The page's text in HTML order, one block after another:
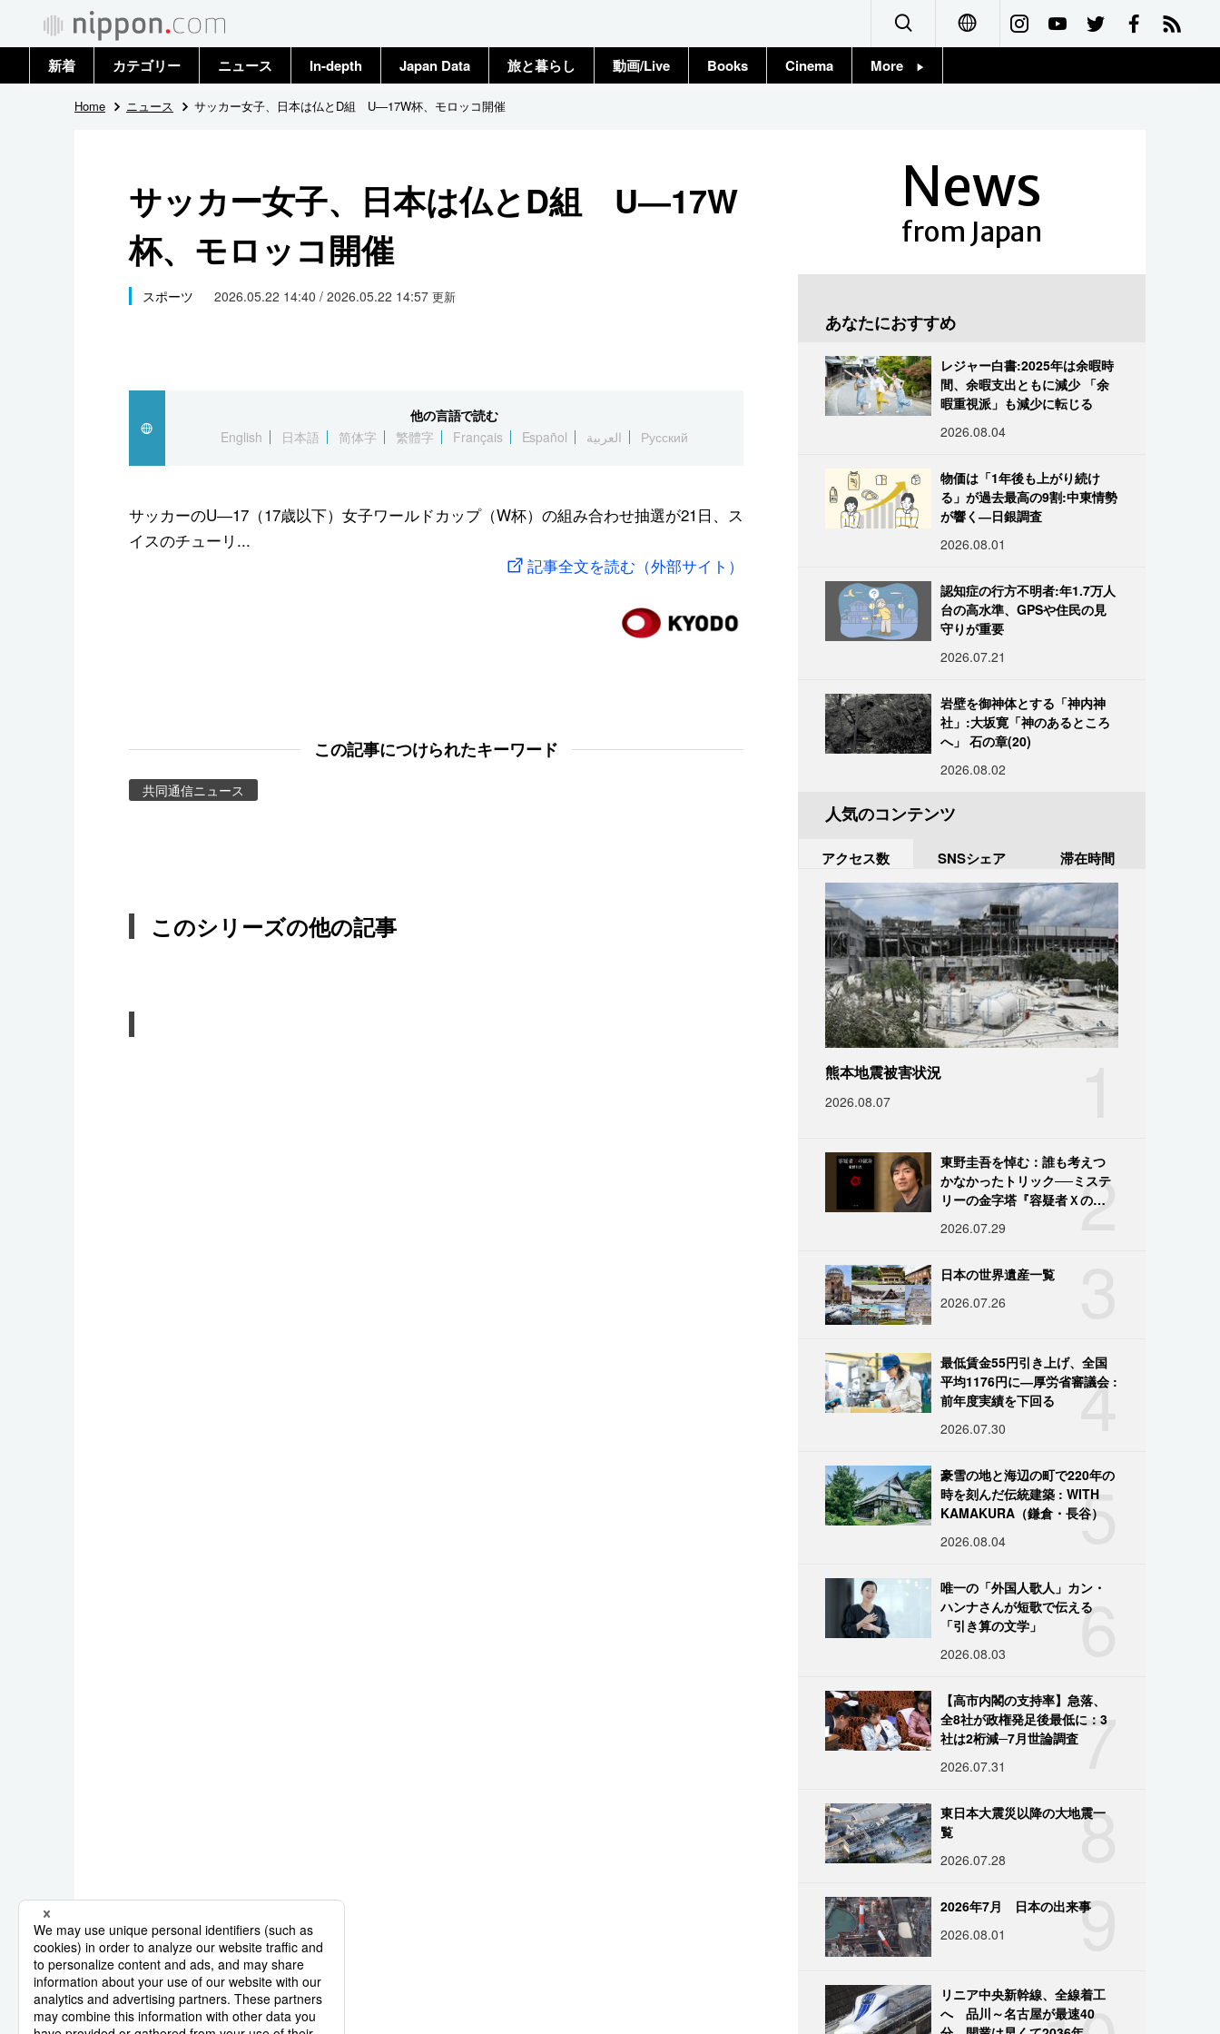
Français
新着 カテゴリー
政治・外交
国際
社会
文化
スポーツ・東京2020
ニュース
トップ
In-depth Japan Data 旅と暮らし 動画/Live Books Cinema More
Home ニュース サッカー女子、日本は仏とD組 U―17W杯、モロッコ開催
サッカー女子、日本は仏とD組 U―17W
杯、モロッコ開催
スポーツ 2026.05.22 14:40 / 2026.05.22 14:57 更新
他の言語で読む
English
日本語 简体字 繁體字 Français Español العربية Русский
サッカーのU―17（17歳以下）女子ワールドカップ（W杯）の組み合わせ抽選が21日、ス
イスのチューリ...
記事全文を読む（外部サイト）
この記事につけられたキーワード
共同通信ニュース
このシリーズの他の記事
News
from Japan
あなたにおすすめ
レジャー白書:2025年は余暇時
間、余暇支出ともに減少 「余
暇重視派」も減少に転じる
2026.08.04
物価は「1年後も上がり続け
る」が過去最高の9割:中東情勢
が響く―日銀調査
2026.08.01
認知症の行方不明者:年1.7万人
台の高水準、GPSや住民の見
守りが重要
2026.07.21
岩壁を御神体とする「神内神
社」:大坂寛「神のあるところ
へ」 石の章(20)
2026.08.02
人気のコンテンツ
アクセス数 SNSシェア 滞在時間
熊本地震被害状況
2026.08.07
2
東野圭吾を悼む：誰も考えつ
かなかったトリック──ミステ
リーの金字塔『容疑者Ｘの献
2026.07.29
日本の世界遺産一覧
2026.07.26
4
最低賃金55円引き上げ、全国
平均1176円に―厚労省審議会 :
前年度実績を下回る
2026.07.30
5
豪雪の地と海辺の町で220年の
時を刻んだ伝統建築 : WITH
KAMAKURA（鎌倉・長谷）
2026.08.04
6
唯一の「外国人歌人」カン・
ハンナさんが短歌で伝える
「引き算の文学」
2026.08.03
7
【高市内閣の支持率】急落、
全8社が政権発足後最低に：3
社は2桁減─7月世論調査
2026.07.31
8
東日本大震災以降の大地震一
覧
2026.07.28
9
2026年7月 日本の出来事
2026.08.01
リニア中央新幹線、全線着工
へ 品川～名古屋が最速40